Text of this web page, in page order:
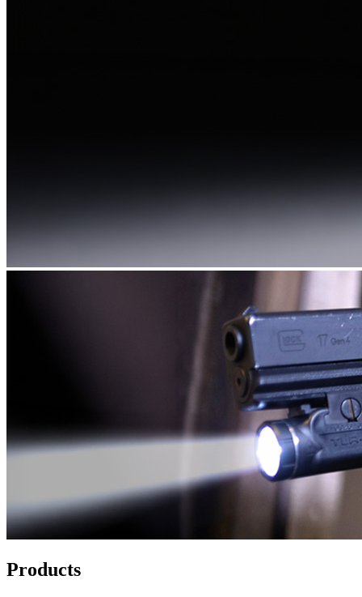
Products